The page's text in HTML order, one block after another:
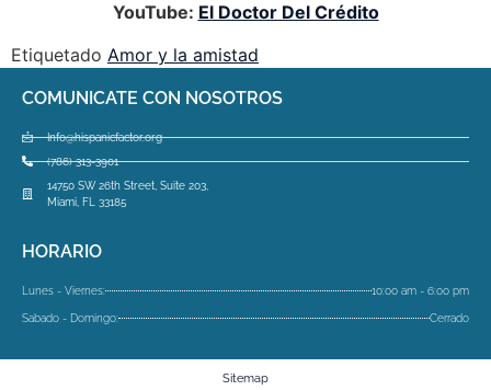
YouTube: El Doctor Del Crédito
Etiquetado Amor y la amistad
COMUNICATE CON NOSOTROS
Info@hispanicfactor.org
(786) 313-3901
14750 SW 26th Street, Suite 203,
Miami, FL 33185
HORARIO
Lunes - Viernes: 10:00 am - 6:00 pm
Sabado - Domingo: Cerrado
Sitemap